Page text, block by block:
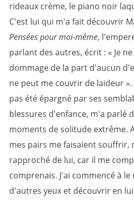
rideaux crème, le piano noir
C'est lui qui m'a fait découvrir
Pensées pour moi-même,
parlant des autres, écrit : « Je
dommage de la part d'aucun
ne peut me couvrir de laideur
pas été épargné par ses
blessures d'enfance, m'a parlé
moments de solitude extrême.
mes pairs me faisaient souffrir,
rapproché de lui, car il me
comprenais. J'ai commencé à le
d'autres yeux et découvrir en